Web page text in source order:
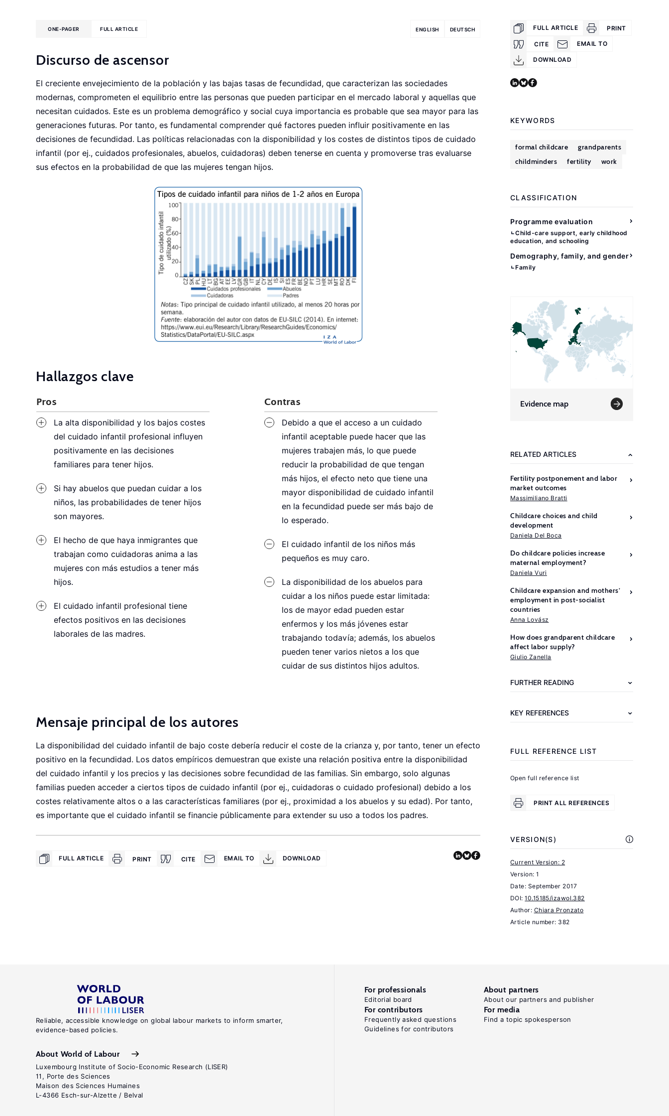
ENGLISH DEUTSCH
ONE-PAGER FULL ARTICLE
Discurso de ascensor
El creciente envejecimiento de la población y las bajas tasas de fecundidad, que caracterizan las sociedades
modernas, comprometen el equilibrio entre las personas que pueden participar en el mercado laboral y aquellas que
necesitan cuidados. Este es un problema demográfico y social cuya importancia es probable que sea mayor para las
generaciones futuras. Por tanto, es fundamental comprender qué factores pueden influir positivamente en las
decisiones de fecundidad. Las políticas relacionadas con la disponibilidad y los costes de distintos tipos de cuidado
infantil (por ej., cuidados profesionales, abuelos, cuidadoras) deben tenerse en cuenta y promoverse tras evaluarse
sus efectos en la probabilidad de que las mujeres tengan hijos.
Hallazgos clave
Pros
La alta disponibilidad y los bajos costes
del cuidado infantil profesional influyen
positivamente en las decisiones
familiares para tener hijos.
Si hay abuelos que puedan cuidar a los
niños, las probabilidades de tener hijos
son mayores.
El hecho de que haya inmigrantes que
trabajan como cuidadoras anima a las
mujeres con más estudios a tener más
hijos.
El cuidado infantil profesional tiene
efectos positivos en las decisiones
laborales de las madres.
Contras
Debido a que el acceso a un cuidado
infantil aceptable puede hacer que las
mujeres trabajen más, lo que puede
reducir la probabilidad de que tengan
más hijos, el efecto neto que tiene una
mayor disponibilidad de cuidado infantil
en la fecundidad puede ser más bajo de
lo esperado.
El cuidado infantil de los niños más
pequeños es muy caro.
La disponibilidad de los abuelos para
cuidar a los niños puede estar limitada:
los de mayor edad pueden estar
enfermos y los más jóvenes estar
trabajando todavía; además, los abuelos
pueden tener varios nietos a los que
cuidar de sus distintos hijos adultos.
Mensaje principal de los autores
La disponibilidad del cuidado infantil de bajo coste debería reducir el coste de la crianza y, por tanto, tener un efecto
positivo en la fecundidad. Los datos empíricos demuestran que existe una relación positiva entre la disponibilidad
del cuidado infantil y los precios y las decisiones sobre fecundidad de las familias. Sin embargo, solo algunas
familias pueden acceder a ciertos tipos de cuidado infantil (por ej., cuidadoras o cuidado profesional) debido a los
costes relativamente altos o a las características familiares (por ej., proximidad a los abuelos y su edad). Por tanto,
es importante que el cuidado infantil se financie públicamente para extender su uso a todos los padres.
FULL ARTICLE PRINT CITE EMAIL TO DOWNLOAD
FULL ARTICLE PRINT
CITE EMAIL TO
DOWNLOAD
KEYWORDS
formal childcare
grandparents
childminders
fertility work
CLASSIFICATION
Programme evaluation
Child-care support, early childhood
education, and schooling
Demography, family, and gender
Family
Evidence map
RELATED ARTICLES
Fertility postponement and labor
market outcomes
Massimiliano Bratti
Childcare choices and child
development
Daniela Del Boca
Do childcare policies increase
maternal employment?
Daniela Vuri
Childcare expansion and mothers’
employment in post-socialist
countries
Anna Lovász
How does grandparent childcare
affect labor supply?
Giulio Zanella
FURTHER READING
KEY REFERENCES
Further
reading
Del
Boca,
(eds).
Labour
Motherhood:
Analysis
European
Countries.
Cambridge:
Cambridge
University
H.
P.,
Billari,
FULL REFERENCE LIST
Open full reference list
PRINT ALL REFERENCES
VERSION(S)
Current Version: 2
Version: 1
Date: September 2017
DOI: 10.15185/izawol.382
Author: Chiara Pronzato
Article number: 382
Reliable, accessible knowledge on global labour markets to inform smarter,
evidence-based policies.
About World of Labour
Luxembourg Institute of Socio-Economic Research (LISER)
11, Porte des Sciences
Maison des Sciences Humaines
L-4366 Esch-sur-Alzette / Belval
For professionals
Editorial board
About partners
About our partners and publisher
For contributors
Frequently asked questions
Guidelines for contributors
For media
Find a topic spokesperson